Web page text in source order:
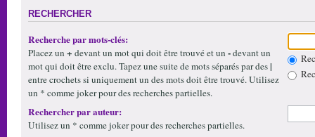
RECHERCHER
Recherche par mots-clés:
Placez un + devant un mot qui doit être trouvé et un -devant un
mot qui doit être exclu. Tapez une suite de mots séparés par des|
entre crochets si uniquement un des mots doit être trouvé. Utilisez
un * comme joker pour des recherches partielles.
Rechercher par auteur:
Utilisez un * comme joker pour des recherches partielles.